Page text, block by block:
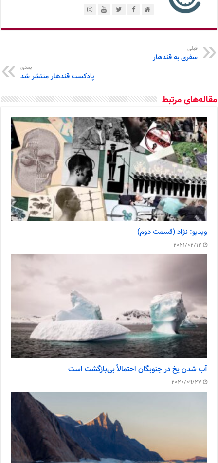
قبلی
سفری به قندهار
بعدی
پادکست قندهار منتشر شد
مقاله‌های مرتبط
ویدیو: نژاد (قسمت دوم)
2021/02/12
آب شدن یخ در جنوبگان احتمالاً بی‌بازگشت است
2020/09/27